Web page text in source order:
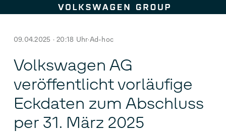
Zum Seiteninhalt springen
09.04.2025 · 20:18 Uhr Ad-hoc
Volkswagen AG
veröffentlicht vorläufige
Eckdaten zum Abschluss
per 31. März 2025